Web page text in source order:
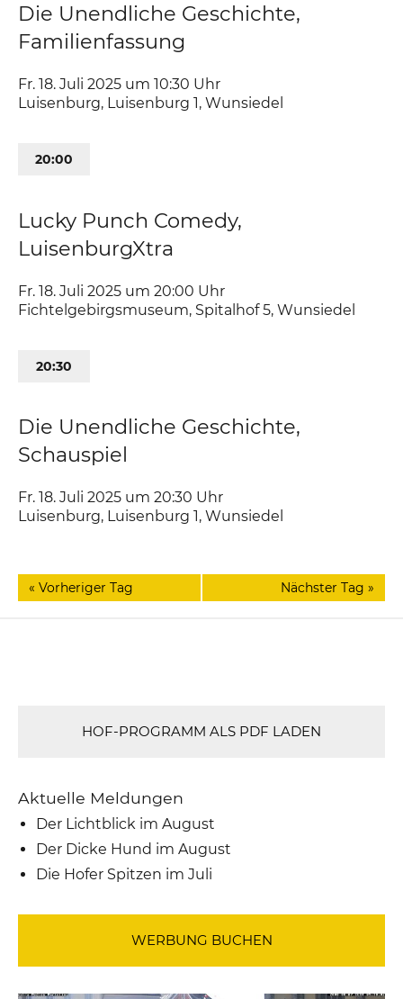
Die Unendliche Geschichte,
Familienfassung
Fr. 18. Juli 2025 um 10:30 Uhr
Luisenburg, Luisenburg 1 Wunsiedel
20:00
Lucky Punch Comedy,
LuisenburgXtra
Fr. 18. Juli 2025 um 20:00 Uhr
Fichtelgebirgsmuseum, Spitalhof 5 Wunsiedel
20:30
Die Unendliche Geschichte,
Schauspiel
Fr. 18. Juli 2025 um 20:30 Uhr
Luisenburg, Luisenburg 1 Wunsiedel
« Vorheriger Tag Nächster Tag »
HOF-PROGRAMM ALS PDF LADEN
Aktuelle Meldungen
Der Lichtblick im August
Der Dicke Hund im August
Die Hofer Spitzen im Juli
WERBUNG BUCHEN